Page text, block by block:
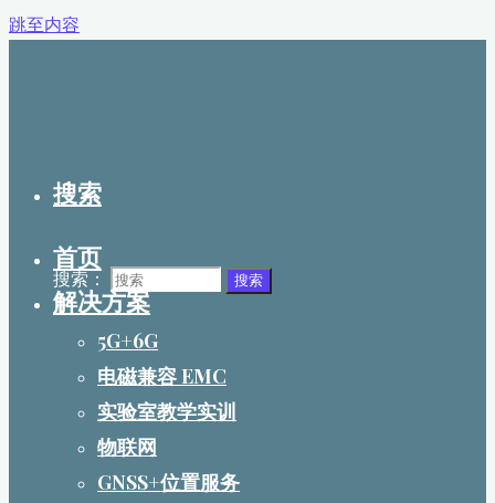
跳至内容
搜索
搜索： 搜索
首页
解决方案
5G+6G
电磁兼容 EMC
实验室教学实训
物联网
GNSS+位置服务